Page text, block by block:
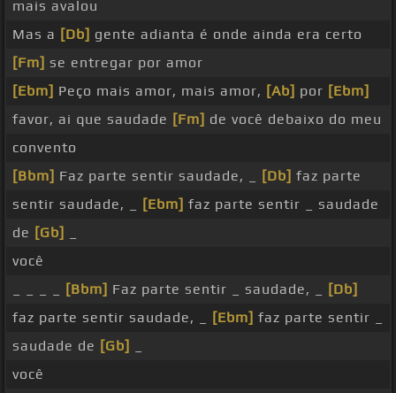
mais avalou
Mas a [Db] gente adianta é onde ainda era certo
[Fm] se entregar por amor
[Ebm] Peço mais amor, mais amor, [Ab] por [Ebm]
favor, ai que saudade [Fm] de você debaixo do meu
convento
[Bbm] Faz parte sentir saudade, _ [Db] faz parte
sentir saudade, _
[Ebm] faz parte sentir _ saudade
de [Gb]
você
[Bbm] Faz parte sentir _ saudade, _
[Db]
faz parte sentir saudade, _
[Ebm] faz parte sentir _
saudade de [Gb]
você